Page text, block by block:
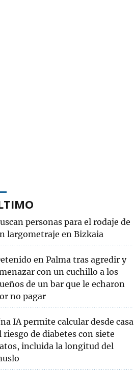
personas para el rodaje de
largometraje en Bizkaia
en Palma tras agredir y
con un cuchillo a los
de un bar que le echaron
no pagar
IA permite calcular desde casa
riesgo de diabetes con siete
incluida la longitud del